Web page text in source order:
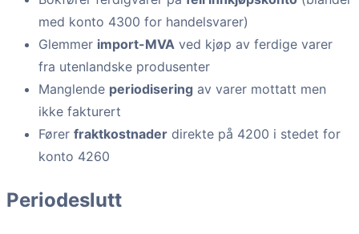
med konto 4300 for handelsvarer)
Glemmer import-MVA ved kjøp av ferdige varer
fra utenlandske produsenter
Manglende periodisering av varer mottatt men
ikke fakturert
Fører fraktkostnader direkte på 4200 i stedet for
konto 4260
Periodeslutt